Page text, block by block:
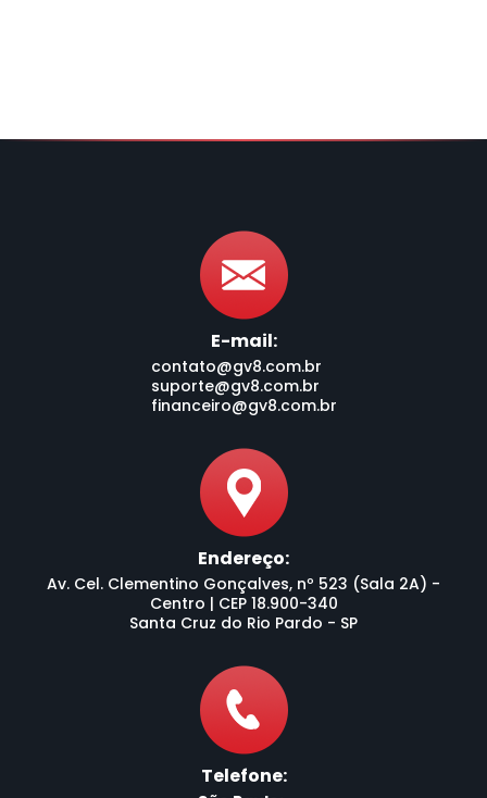
E-mail:
contato@gv8.com.br
suporte@gv8.com.br
financeiro@gv8.com.br
Endereço:
Av. Cel. Clementino Gonçalves, nº 523 (Sala 2A) -
Centro | CEP 18.900-340
Santa Cruz do Rio Pardo - SP
Telefone: